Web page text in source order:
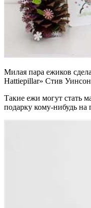
Милая пара ежиков
Hattiepillar» Стив
Такие ежи могут стать
подарку кому-нибудь